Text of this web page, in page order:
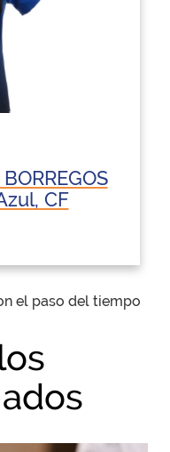
CF
el paso del tiempo